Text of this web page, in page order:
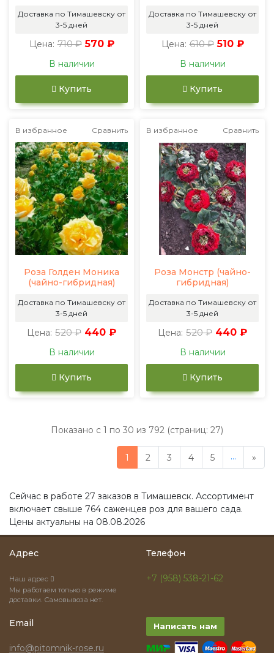
Доставка по Тимашевску от
3-5 дней
Цена: 710 ₽ 570 ₽
В наличии
Купить
Доставка по Тимашевску от
3-5 дней
Цена: 610 ₽ 510 ₽
В наличии
Купить
В избранное Сравнить
Роза Голден Моника
(чайно-гибридная)
Доставка по Тимашевску от
3-5 дней
Цена: 520 ₽ 440 ₽
В наличии
Купить
В избранное Сравнить
Роза Монстр (чайно-
гибридная)
Доставка по Тимашевску от
3-5 дней
Цена: 520 ₽ 440 ₽
В наличии
Купить
Показано с 1 по 30 из 792 (страниц: 27)
1 2 3 4 5 ... »
Сейчас в работе 27 заказов в Тимашевск. Ассортимент
включает свыше 764 саженцев роз для вашего сада.
Цены актуальны на 08.08.2026
Адрес
Наш адрес
Мы работаем только в режиме
доставки. Самовывоза нет.
Телефон
+7 (958) 538-21-62
Email
info@pitomnik-rose.ru
Написать нам